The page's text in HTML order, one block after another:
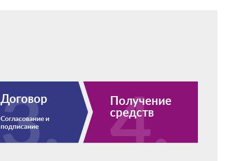
Договор
Согласование и
подписание
Получение
средств